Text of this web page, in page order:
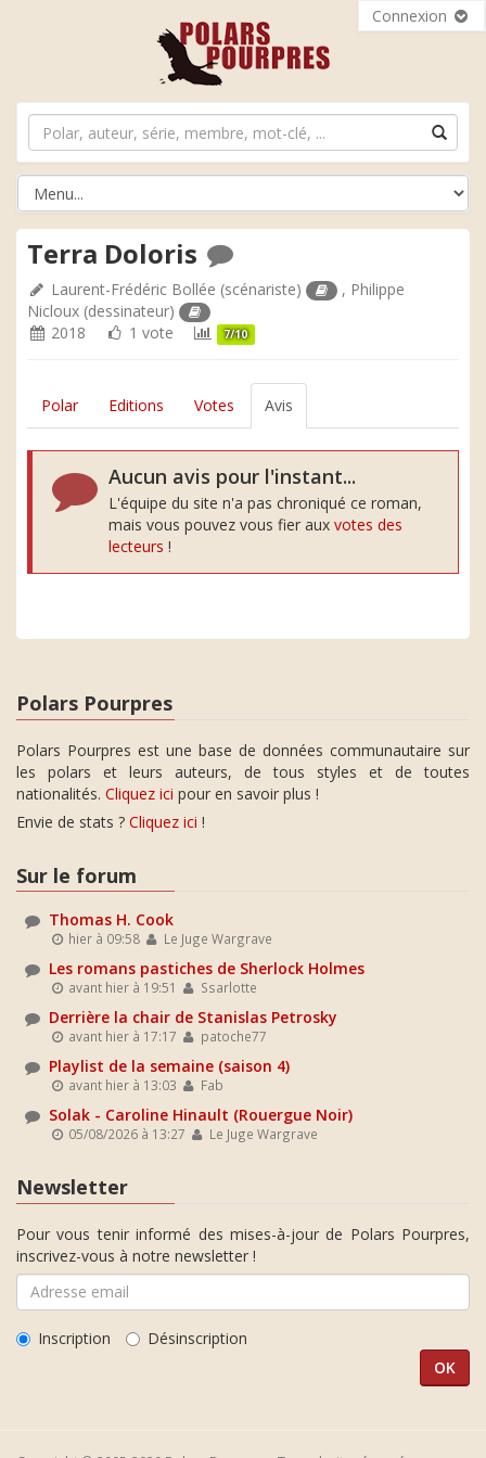
Connexion
Terra Doloris
Laurent-Frédéric Bollée (scénariste) , Philippe
Nicloux (dessinateur)
2018
1 vote 7/10
Polar Editions Votes Avis
Aucun avis pour l'instant...
L'équipe du site n'a pas chroniqué ce roman,
mais vous pouvez vous fier aux votes des
lecteurs !
Polars Pourpres
Polars Pourpres est une base de données communautaire sur
les polars et leurs auteurs, de tous styles et de toutes
nationalités. Cliquez ici pour en savoir plus !
Envie de stats ? Cliquez ici !
Sur le forum
Thomas H. Cook
hier à 09:58 Le Juge Wargrave
Les romans pastiches de Sherlock Holmes
avant hier à 19:51 Ssarlotte
Derrière la chair de Stanislas Petrosky
avant hier à 17:17 patoche77
Playlist de la semaine (saison 4)
avant hier à 13:03 Fab
Solak - Caroline Hinault (Rouergue Noir)
05/08/2026 à 13:27 Le Juge Wargrave
Newsletter
Pour vous tenir informé des mises-à-jour de Polars Pourpres,
inscrivez-vous à notre newsletter !
Inscription Désinscription